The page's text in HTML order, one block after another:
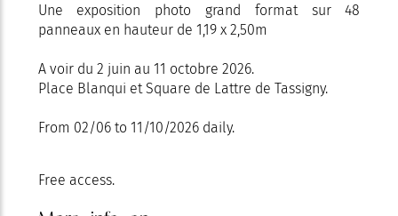
Une exposition photo grand format sur 48
panneaux en hauteur de 1,19 x 2,50m
A voir du 2 juin au 11 octobre 2026.
Place Blanqui et Square de Lattre de Tassigny.
From 02/06 to 11/10/2026 daily.
Free access.